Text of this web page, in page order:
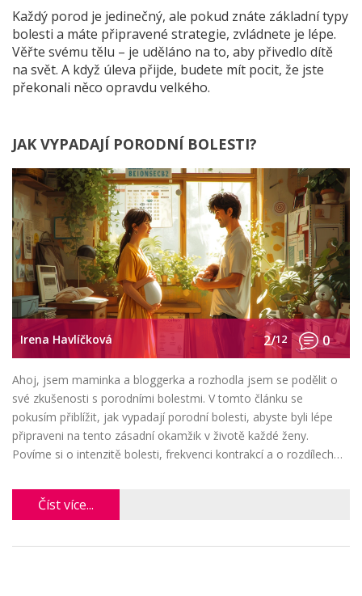
Každý porod je jedinečný, ale pokud znáte základní typy
bolesti a máte připravené strategie, zvládnete je lépe.
Věřte svému tělu – je uděláno na to, aby přivedlo dítě
na svět. A když úleva přijde, budete mít pocit, že jste
překonali něco opravdu velkého.
JAK VYPADAJÍ PORODNÍ BOLESTI?
Irena Havlíčková 2/12 0
Ahoj, jsem maminka a bloggerka a rozhodla jsem se podělit o
své zkušenosti s porodními bolestmi. V tomto článku se
pokusím přiblížit, jak vypadají porodní bolesti, abyste byli lépe
připraveni na tento zásadní okamžik v životě každé ženy.
Povíme si o intenzitě bolesti, frekvenci kontrakcí a o rozdílech
pomůže lépe se s tím vyrovnat a zvládnout to s grácií.
Číst více...